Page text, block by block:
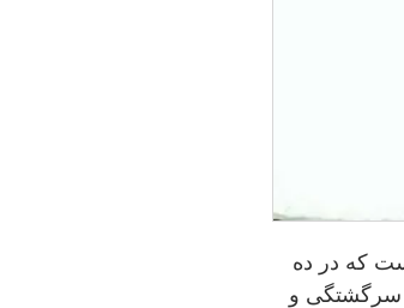
که در ده
‌سرگشتگی و